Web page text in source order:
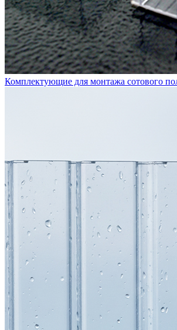
Комплектующие для монтажа сотового